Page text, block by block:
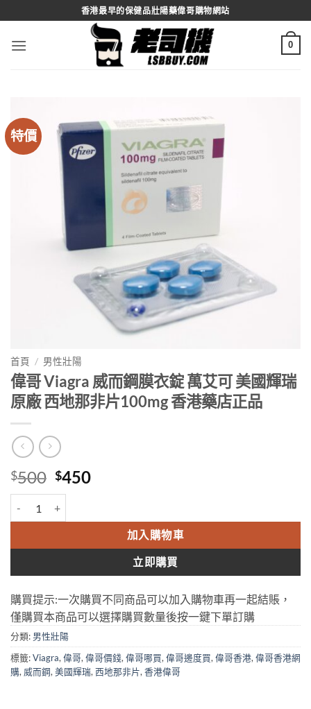
to
content
香港最早的保健品壯陽藥偉哥購物網站
0
特價
首頁 / 男性壯陽
偉哥 Viagra 威而鋼膜衣錠 萬艾可 美國輝瑞
原廠 西地那非片100mg 香港藥店正品
$500 Original
price
was:
$500.
$450Current
$450.加入購物車
立即購買
購買提示:一次購買不同商品可以加入購物車再一起結賬，
僅購買本商品可以選擇購買數量後按一鍵下單訂購
分類: 男性壯陽
標籤:Viagra, 偉哥, 偉哥價錢, 偉哥哪買, 偉哥邊度買, 偉哥香港, 偉哥香港網
購, 威而鋼, 美國輝瑞, 西地那非片, 香港偉哥